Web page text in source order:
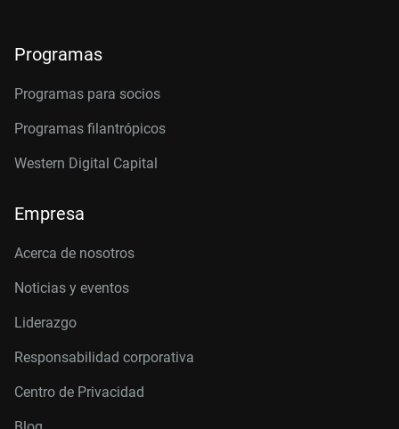
Programas
Programas para socios
Programas filantrópicos
Western Digital Capital
Empresa
Acerca de nosotros
Noticias y eventos
Liderazgo
Responsabilidad corporativa
Centro de Privacidad